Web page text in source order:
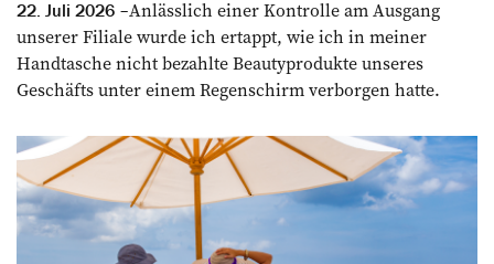
22. Juli 2026
Anlässlich einer Kontrolle am Ausgang
unserer Filiale wurde ich ertappt, wie ich in meiner
Handtasche nicht bezahlte Beautyprodukte unseres
Geschäfts unter einem Regenschirm verborgen hatte.